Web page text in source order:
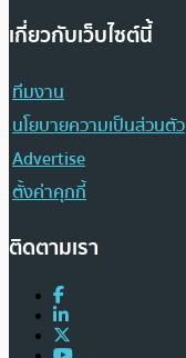
เกี่ยวกับเว็บไซต์นี้
ทีมงาน
นโยบายความเป็นส่วนตัว
Advertise
ตั้งค่าคุกกี้
ติดตามเรา